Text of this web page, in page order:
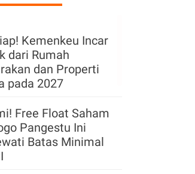
Kemenkeu Incar
dari Rumah
dan Properti
pada 2027
Free Float Saham
Pangestu Ini
Batas Minimal